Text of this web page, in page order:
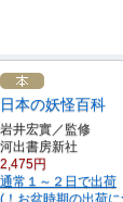
日本の妖怪百科
岩井宏實／監修
河出書房新社
2,475円
通常１～２日で出荷
(！お盆時期の出荷